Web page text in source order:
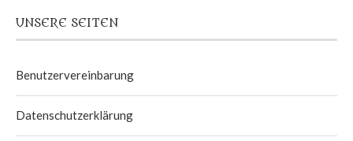
UNSERE SEITEN
Benutzervereinbarung
Datenschutzerklärung